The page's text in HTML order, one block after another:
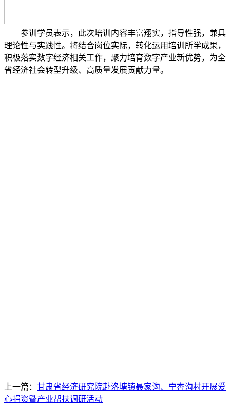
参训学员表示， 此次培训内容丰富翔实，指导性强，兼具
理论性与实践性。将结合岗位实际，转化运用培训所学成果，
积极落实数字经济相关工作，聚力培育数字产业新优势，为全
省经济社会转型升级、高质量发展贡献力量。
上一篇： 甘肃省经济研究院赴洛塘镇聂家沟、宁杏沟村开展爱
心捐资暨产业帮扶调研活动